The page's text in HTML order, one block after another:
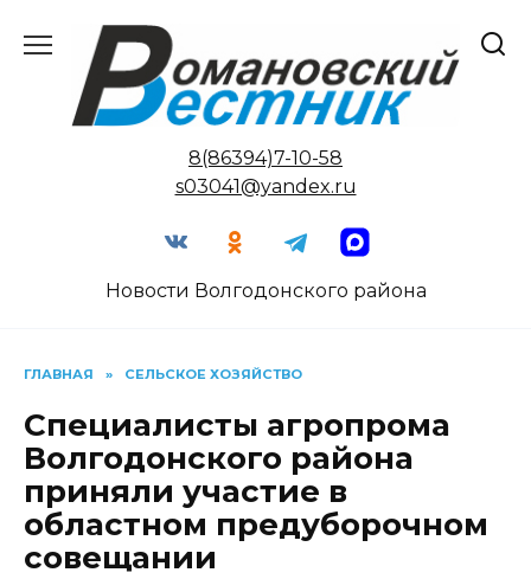
содержанию
8(86394)7-10-58
s03041@yandex.ru
Новости Волгодонского района
ГЛАВНАЯ » СЕЛЬСКОЕ ХОЗЯЙСТВО
Специалисты агропрома
Волгодонского района
приняли участие в
областном предуборочном
совещании